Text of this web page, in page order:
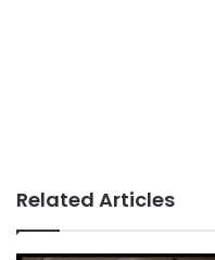
Related Articles